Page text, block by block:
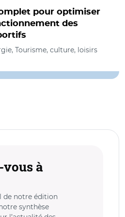
pour optimiser
des
Tourisme, culture, loisirs
à
de notre édition
synthèse